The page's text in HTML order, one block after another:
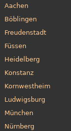
Aachen
Böblingen
Freudenstadt
Füssen
Heidelberg
Konstanz
Kornwestheim
Ludwigsburg
München
Nürnberg